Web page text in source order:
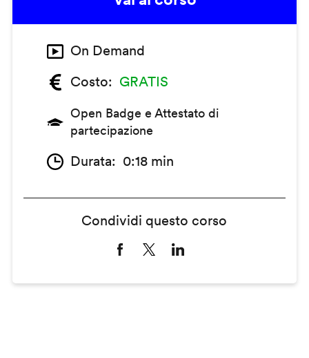
On Demand
Costo
GRATIS
Open Badge e Attestato di
partecipazione
Durata 0:18 min
Condividi questo corso